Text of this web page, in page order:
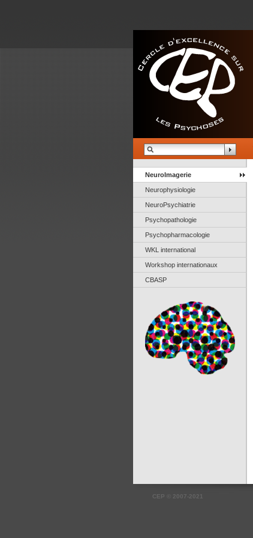
NeuroImagerie
Neurophysiologie
NeuroPsychiatrie
Psychopathologie
Psychopharmacologie
WKL international
Workshop internationaux
CBASP
CEP 2007-2021